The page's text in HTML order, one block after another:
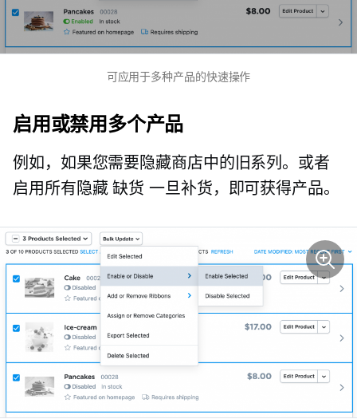
可应用于多种产品的快速操作
启用或禁用多个产品
例如，如果您需要隐藏商店中的旧系列。或者
启用所有隐藏缺货 一旦补货，即可获得产品。